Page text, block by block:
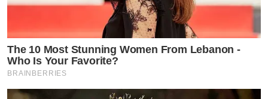
The 10 Most Stunning Women From Lebanon -
Who Is Your Favorite?
BRAINBERRIES